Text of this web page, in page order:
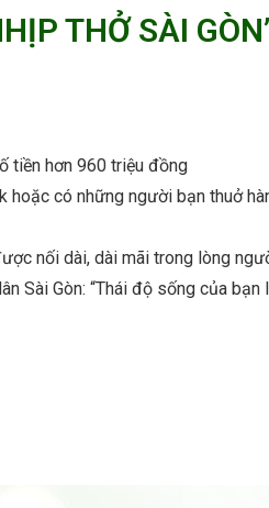
THỞ SÀI
tiền hơn 960 triệu đồng
có những người bạn thuở
nối dài, dài mãi trong lòng
Gòn: “Thái độ sống của bạn